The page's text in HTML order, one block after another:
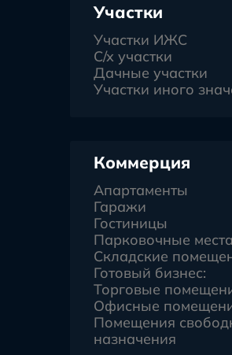
Участки
Участки ИЖС
С/х участки
Дачные участки
Участки иного
Коммерция
Апартаменты
Гаражи
Гостиницы
Парковочные места
Складские
Готовый бизнес:
Торговые
Офисные
Помещения
назначения